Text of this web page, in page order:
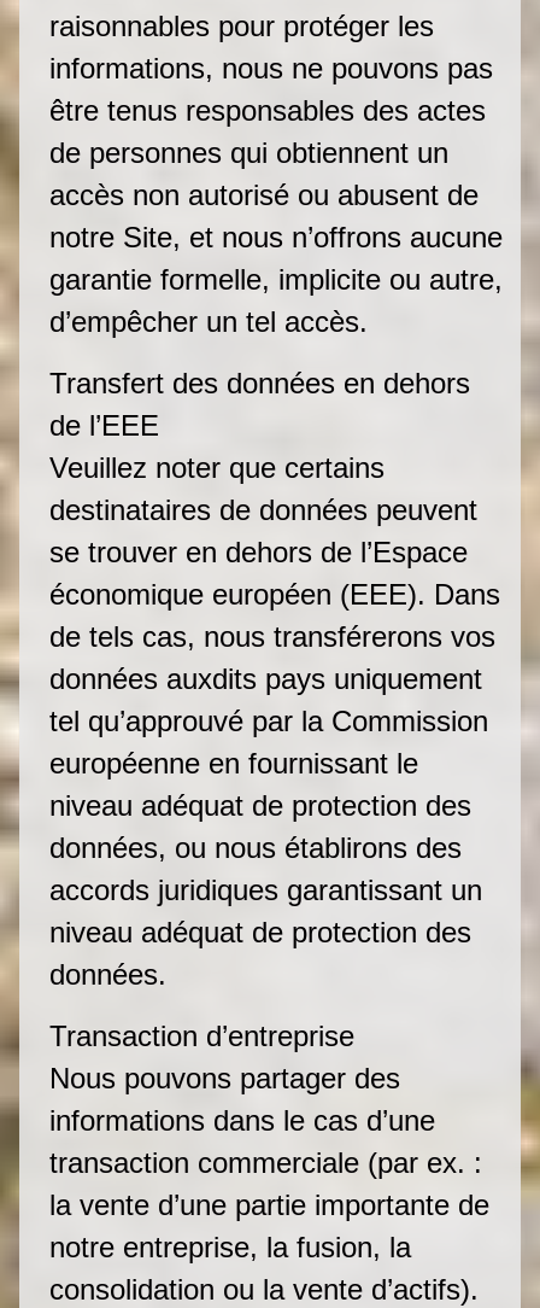
raisonnables pour protéger les
informations, nous ne pouvons pas
être tenus responsables des actes
de personnes qui obtiennent un
accès non autorisé ou abusent de
notre Site, et nous n’offrons aucune
garantie formelle, implicite ou autre,
d’empêcher un tel accès.
Transfert des données en dehors
de l’EEE
Veuillez noter que certains
destinataires de données peuvent
se trouver en dehors de l’Espace
économique européen (EEE). Dans
de tels cas, nous transférerons vos
données auxdits pays uniquement
tel qu’approuvé par la Commission
européenne en fournissant le
niveau adéquat de protection des
données, ou nous établirons des
accords juridiques garantissant un
niveau adéquat de protection des
données.
Transaction d’entreprise
Nous pouvons partager des
informations dans le cas d’une
transaction commerciale (par ex. :
la vente d’une partie importante de
notre entreprise, la fusion, la
consolidation ou la vente d’actifs).